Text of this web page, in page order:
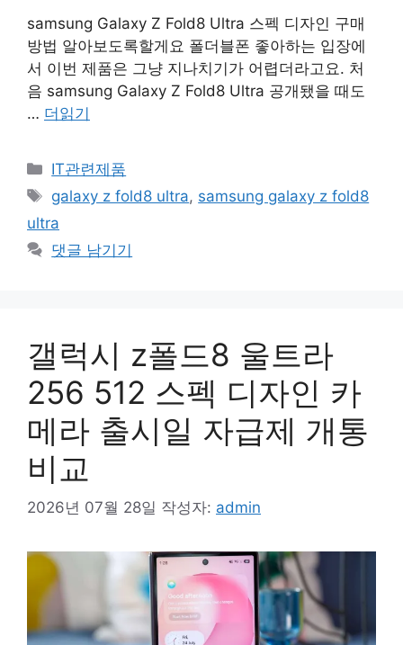
samsung Galaxy Z Fold8 Ultra 스펙 디자인 구매
방법 알아보도록할게요 폴더블폰 좋아하는 입장에
서 이번 제품은 그냥 지나치기가 어렵더라고요. 처
음 samsung Galaxy Z Fold8 Ultra 공개됐을 때도
… 더읽기
카
고
리
IT관련제품
태
galaxy z fold8 ultra, samsung galaxy z fold8
ultra
댓글 남기기
갤럭시 z폴드8 울트라
256 512 스펙 디자인 카
메라 출시일 자급제 개통
비교
2026년 07월 28일 작성자: admin